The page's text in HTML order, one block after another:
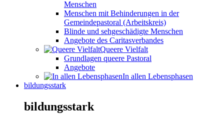
Menschen
Menschen mit Behinderungen in der
Gemeindepastoral (Arbeitskreis)
Blinde und sehgeschädigte Menschen
Angebote des Caritasverbandes
Queere Vielfalt
Grundlagen queere Pastoral
Angebote
In allen Lebensphasen
bildungsstark
bildungsstark